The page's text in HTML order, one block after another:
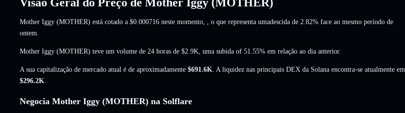
Mother Iggy (MOTHER) está cotado a $0.000716 neste momento, , o que representa umadescida de 2.82% face ao mesmo período de
ontem.
Mother Iggy (MOTHER) teve um volume de 24 horas de $2.9K uma subida of 51.55% em relação ao dia anterior.
A sua capitalização de mercado atual é de aproximadamente $691.6K . A liquidez nas principais DEX da Solana encontra-se atualmente em
$296.2K
Negocia Mother Iggy (MOTHER) na Solflare